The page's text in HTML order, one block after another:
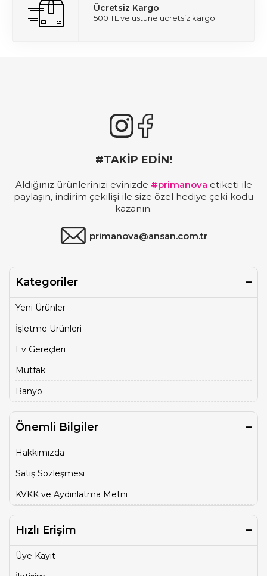
Ücretsiz Kargo
500 TL ve üstüne ücretsiz kargo
#TAKİP EDİN!
Aldığınız ürünlerinizi evinizde #primanova etiketi ile
paylaşın, indirim çekilişi ile size özel hediye çeki kodu
kazanın.
primanova@ansan.com.tr
Kategoriler
Yeni Ürünler
İşletme Ürünleri
Ev Gereçleri
Mutfak
Banyo
Önemli Bilgiler
Hakkımızda
Satış Sözleşmesi
KVKK ve Aydınlatma Metni
Hızlı Erişim
Üye Kayıt